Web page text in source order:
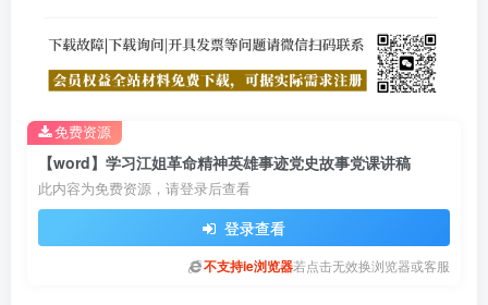
【word】学习江姐革命精神英雄事迹党史故事党课讲稿
此内容为免费资源，请登录后查看
登录查看
不支持ie浏览器若点击无效换浏览器或客服
免费资源